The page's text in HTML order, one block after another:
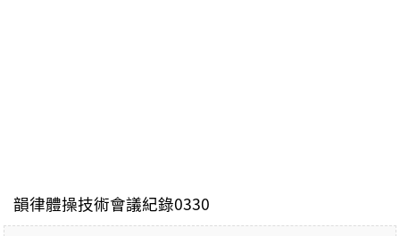
韻律體操技術會議紀錄0330